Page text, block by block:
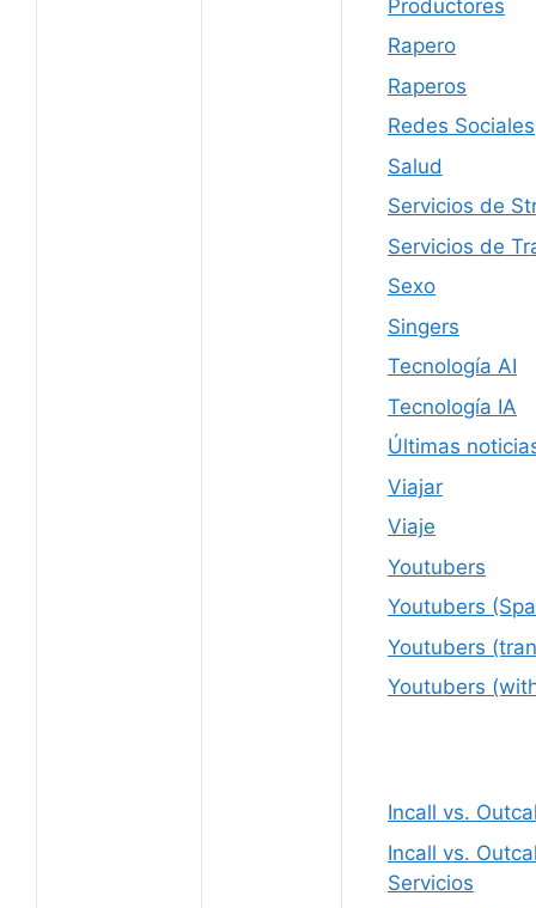
Productores
Rapero
Raperos
Redes Sociales
Salud
Servicios de
Servicios de
Sexo
Singers
Tecnología AI
Tecnología IA
Últimas
Viajar
Viaje
Youtubers
Youtubers
Youtubers
Youtubers
Incall vs.
Incall vs.
Servicios